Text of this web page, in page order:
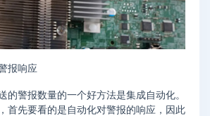
报响应
的警报数量的一个好方法是集成自动化。
首先要看的是自动化对警报的响应，因此